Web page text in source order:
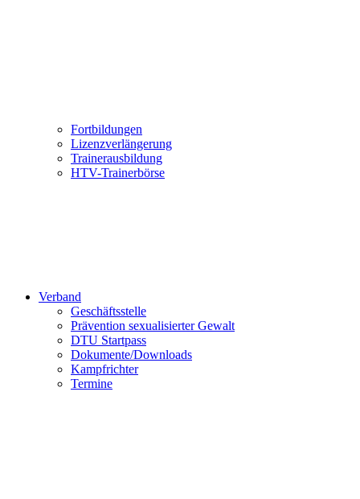
Fortbildungen
Lizenzverlängerung
Trainerausbildung
HTV-Trainerbörse
Verband
Geschäftsstelle
Prävention sexualisierter Gewalt
DTU Startpass
Dokumente/Downloads
Kampfrichter
Termine